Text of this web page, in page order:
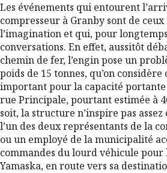
Les événements qui entourent
compresseur à Granby sont de
l’imagination et qui, pour
conversations. En effet, aussitôt
chemin de fer, l’engin pose un
poids de 15 tonnes, qu’on
important pour la capacité
rue Principale, pourtant estimée à
soit, la structure n’inspire pas
l’un des deux représentants de la
ou un employé de la municipalité
commandes du lourd véhicule
Yamaska, en route vers sa